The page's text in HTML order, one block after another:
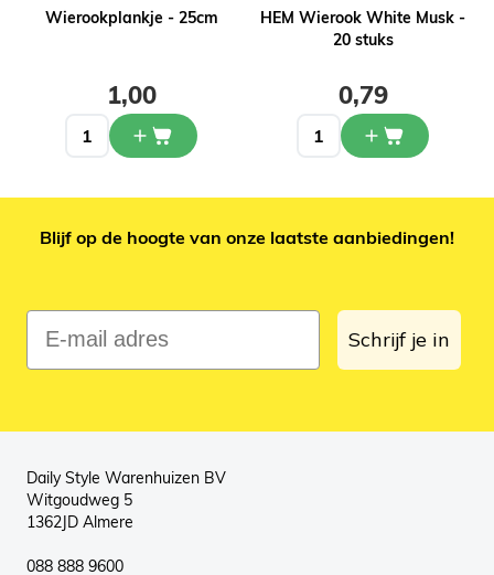
Wierookplankje - 25cm
1,00
HEM Wierook White Musk -
20 stuks
0,79
Blijf op de hoogte van onze laatste aanbiedingen!
E-mail adres
Schrijf je in
Daily Style Warenhuizen BV
Witgoudweg 5
1362JD Almere
088 888 9600